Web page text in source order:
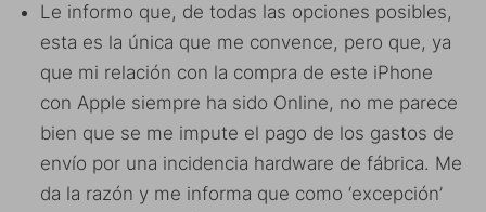
Le informo que, de todas las opciones posibles,
esta es la única que me convence, pero que, ya
que mi relación con la compra de este iPhone
con Apple siempre ha sido Online, no me parece
bien que se me impute el pago de los gastos de
envío por una incidencia hardware de fábrica. Me
da la razón y me informa que como ‘excepción’